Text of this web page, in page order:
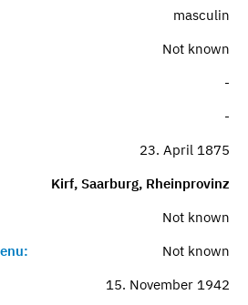
masculin
Not known
-
-
23. April 1875
Kirf, Saarburg, Rheinprovinz
Not known
Not known
15. November 1942